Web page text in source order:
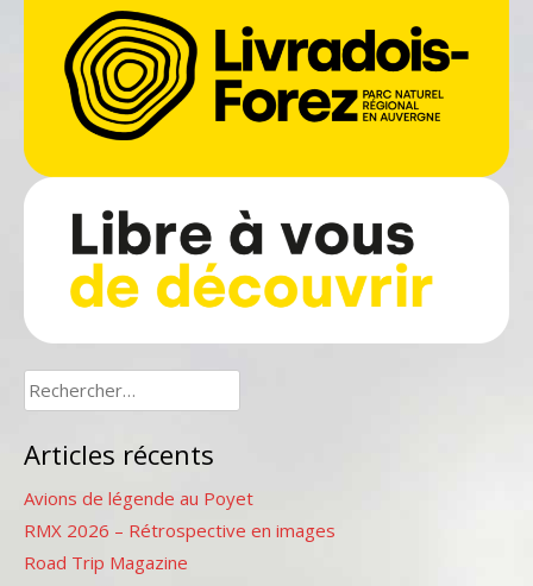
Rechercher :
Articles récents
Avions de légende au Poyet
RMX 2026 – Rétrospective en images
Road Trip Magazine